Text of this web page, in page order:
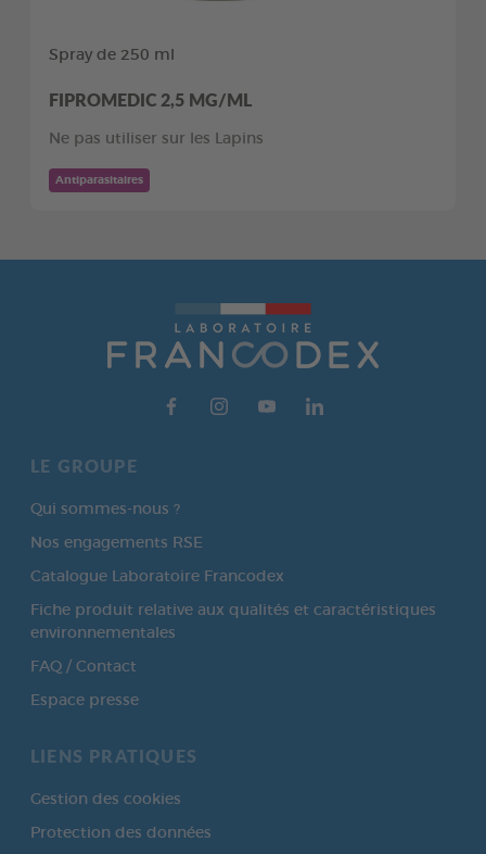
Spray de 250 ml
FIPROMEDIC 2,5 MG/ML
Ne pas utiliser sur les Lapins
Antiparasitaires
LE GROUPE
Qui sommes-nous ?
Nos engagements RSE
Catalogue Laboratoire Francodex
Fiche produit relative aux qualités et caractéristiques
environnementales
FAQ / Contact
Espace presse
LIENS PRATIQUES
Gestion des cookies
Protection des données